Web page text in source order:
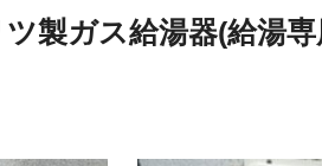
製ガス給湯器(給湯